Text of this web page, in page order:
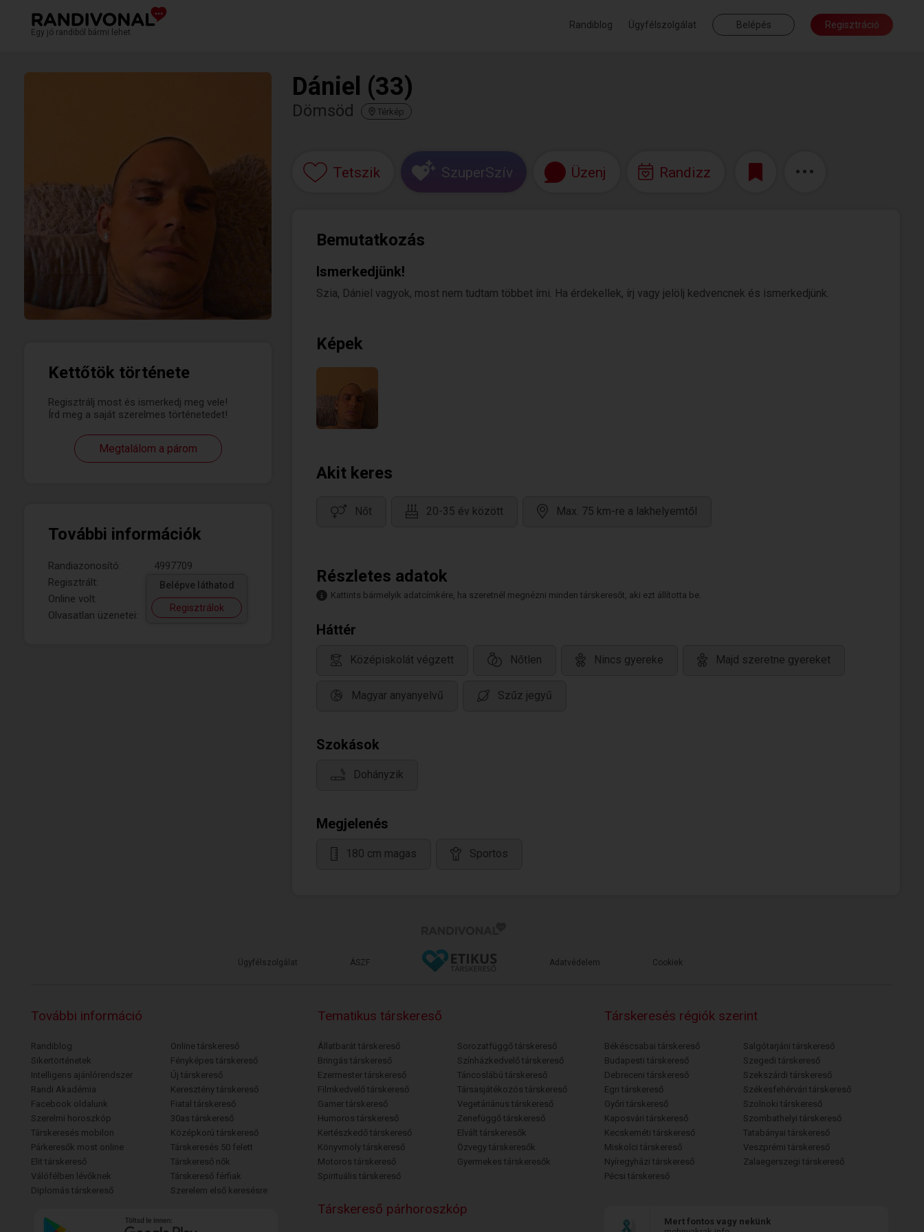
Egy jó randiból bármi lehet.
Randiblog Ügyfélszolgálat Belépés Regisztráció
Kettőtök története
Regisztrálj most és ismerkedj meg vele!
Írd meg a saját szerelmes történetedet!
Megtalálom a párom
További információk
Randiazonosító:
4997709
Regisztrált:
Online volt:
Olvasatlan üzenetei:
Belépve láthatod
Regisztrálok
Dániel (33)
Dömsöd Térkép
Tetszik SzuperSzív Üzenj Randizz
Bemutatkozás
Ismerkedjünk!
Szia, Dániel vagyok, most nem tudtam többet írni. Ha érdekellek, írj vagy jelölj kedvencnek és ismerkedjünk.
Képek
Akit keres
Nőt 20-35 év között Max. 75 km-re a lakhelyemtől
Részletes adatok
Kattints bármelyik adatcímkére, ha szeretnél megnézni minden társkeresőt, aki ezt állította be.
Háttér
Középiskolát végzett Nőtlen Nincs gyereke Majd szeretne gyereket
Magyar anyanyelvű Szűz jegyű
Szokások
Dohányzik
Megjelenés
180 cm magas Sportos
Ügyfélszolgálat ÁSZF Adatvédelem Cookiek
További információ
Randiblog
Sikertörténetek
Intelligens ajánlórendszer
Randi Akadémia
Facebook oldalunk
Szerelmi horoszkóp
Társkeresés mobilon
Párkeresők most online
Elit társkereső
Válófélben lévőknek
Diplomás társkereső
Online társkereső
Fényképes társkereső
Új társkereső
Keresztény társkereső
Fiatal társkereső
30as társkereső
Középkorú társkereső
Társkeresés 50 felett
Társkereső nők
Társkereső férfiak
Szerelem első keresésre
Tematikus társkereső
Állatbarát társkereső
Bringás társkereső
Ezermester társkereső
Filmkedvelő társkereső
Gamer társkereső
Humoros társkereső
Kertészkedő társkereső
Könyvmoly társkereső
Motoros társkereső
Spirituális társkereső
Sorozatfüggő társkereső
Színházkedvelő társkereső
Táncoslábú társkereső
Társasjátékozós társkereső
Vegetáriánus társkereső
Zenefüggő társkereső
Elvált társkeresők
Özvegy társkeresők
Gyermekes társkeresők
Társkeresés régiók szerint
Békéscsabai társkereső
Budapesti társkereső
Debreceni társkereső
Egri társkereső
Győri társkereső
Kaposvári társkereső
Kecskeméti társkereső
Miskolci társkereső
Nyíregyházi társkereső
Pécsi társkereső
Salgótarjáni társkereső
Szegedi társkereső
Szekszárdi társkereső
Székesfehérvári társkereső
Szolnoki társkereső
Szombathelyi társkereső
Tatabányai társkereső
Veszprémi társkereső
Zalaegerszegi társkereső
Társkereső párhoroszkóp
Mert fontos vagy nekünk